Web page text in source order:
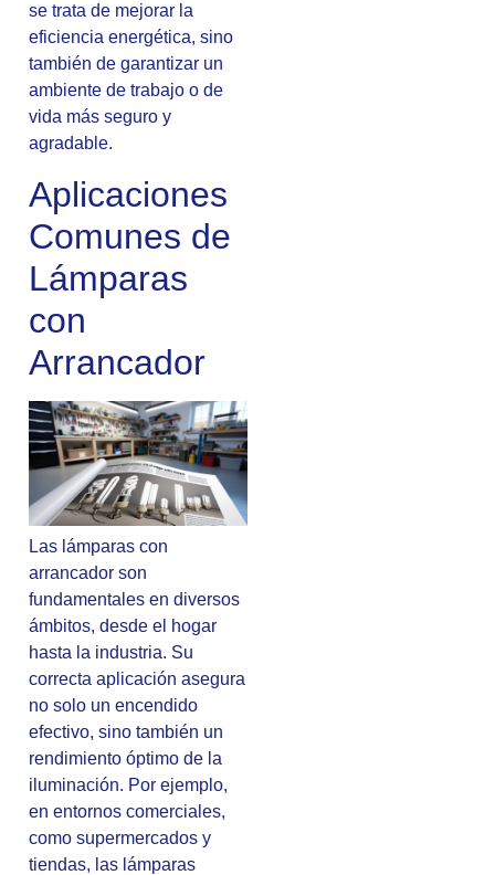
se trata de mejorar la
eficiencia energética, sino
también de garantizar un
ambiente de trabajo o de
vida más seguro y
agradable.
Aplicaciones
Comunes de
Lámparas
con
Arrancador
Las lámparas con
arrancador son
fundamentales en diversos
ámbitos, desde el hogar
hasta la industria. Su
correcta aplicación asegura
no solo un encendido
efectivo, sino también un
rendimiento óptimo de la
iluminación. Por ejemplo,
en entornos comerciales,
como supermercados y
tiendas, las lámparas